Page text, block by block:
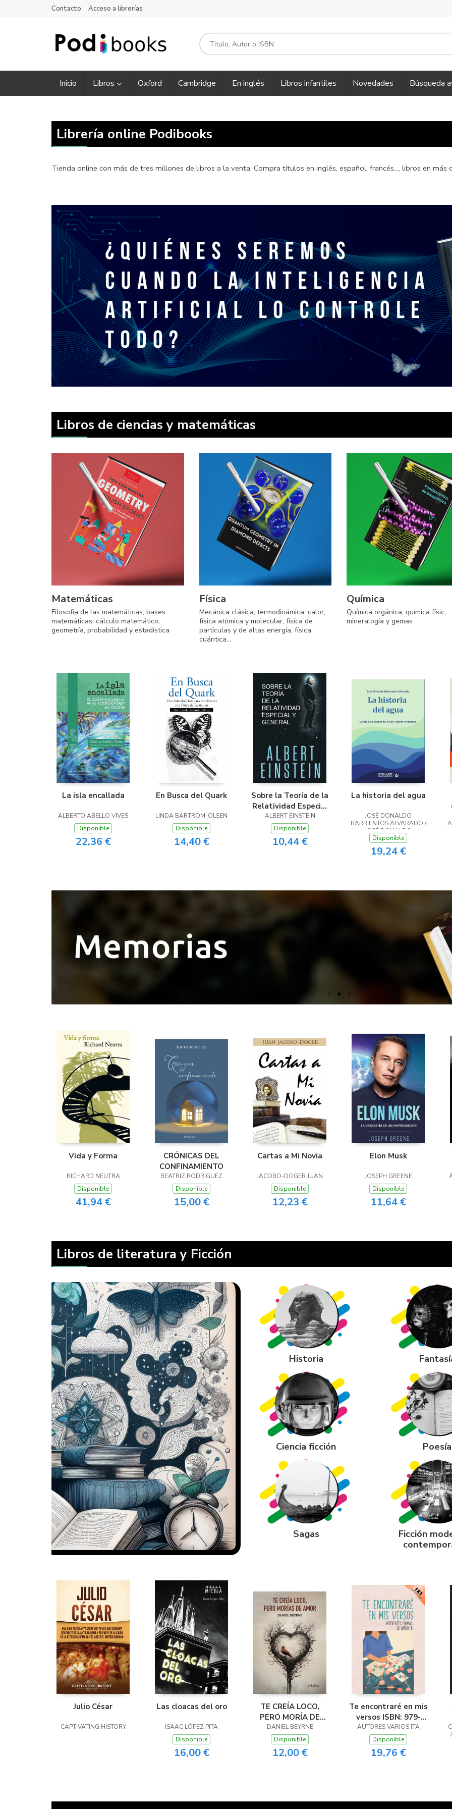
Contacto Acceso a librerías
Inicio Libros Oxford Cambridge En inglés Libros infantiles Novedades Búsqueda
Librería online Podibooks
Tienda online con más de tres millones de libros a la venta. Compra títulos en inglés, español, francés..., libros en más
Libros de ciencias y matemáticas
Matemáticas
Filosofía de las matemáticas, bases
matemáticas, cálculo matemático,
geometría, probabilidad y estadística
Física
Mecánica clásica, termodinámica, calor,
física atómica y molecular, física de
partículas y de altas energía, física
cuántica...
Química
Química orgánica, química físic,
mineralogía y gemas
La isla encallada
ALBERTO ABELLO VIVES
Disponible
22,36 €
En Busca del Quark
LINDA BARTROM-OLSEN
Disponible
14,40 €
Sobre la Teoría de la
Relatividad Especial
y General
ALBERT EINSTEIN
Disponible
10,44 €
La historia del agua
JOSÉ DONALDO
BARRIENTOS ALVARADO /
JOSÉ DONALDO
BARRIENTOS ALVARADO
Disponible
19,24 €
Vida y Forma
RICHARD NEUTRA
Disponible
41,94 €
CRÓNICAS DEL
CONFINAMIENTO
BEATRIZ RODRÍGUEZ
Disponible
15,00 €
Cartas a Mi Novia
JACOBO-DOGER JUAN
Disponible
12,23 €
Elon Musk
JOSEPH GREENE
Disponible
11,64 €
Libros de literatura y Ficción
Historia
Ciencia ficción Poesía
Sagas
Ficción
Julio César
CAPTIVATING HISTORY
Las cloacas del oro
ISAAC LÓPEZ PITA
Disponible
16,00 €
TE CREÍA LOCO,
PERO MORÍA DE
AMOR
DANIEL BEYRNE
Disponible
12,00 €
Te encontraré en mis
versos ISBN: 979-
883-53-7099-3
AUTORES VARIOS ITA
Disponible
19,76 €